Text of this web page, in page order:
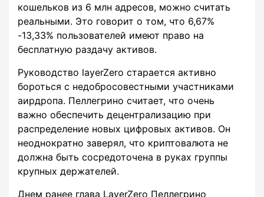
кошельков из 6 млн адресов, можно считать
реальными. Это говорит о том, что 6,67%
-13,33% пользователей имеют право на
бесплатную раздачу активов.
Руководство layerZero старается активно
бороться с недобросовестными участниками
аирдропа. Пеллегрино считает, что очень
важно обеспечить децентрализацию при
распределение новых цифровых активов. Он
неоднократно заверял, что криптовалюта не
должна быть сосредоточена в руках группы
крупных держателей.
Днем ранее глава LayerZero Пеллегрино